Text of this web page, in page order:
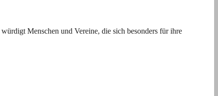
Menschen und Vereine, die sich besonders für ihre